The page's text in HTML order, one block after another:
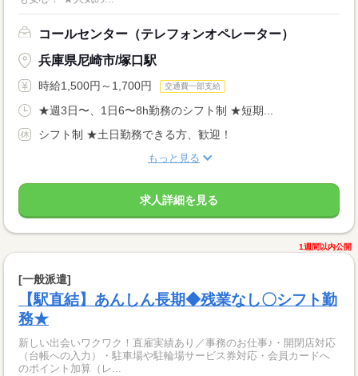
コールセンター（テレフォンオペレーター）
兵庫県尼崎市/塚口駅
時給1,500円～1,700円 交通費一部支給
★週3日〜、1日6〜8h勤務のシフト制 ★短期...
シフト制 ★土日勤務できる方、歓迎！
もっと見る
求人詳細を見る
1週間以内公開
[一般派遣]
【駅直結】あんしん長期◆残業なし〇シフト勤
務★
新しい出会いワクワク！直雇実績あり／事務のお仕事♪・開閉店対応
（台帳への入力）・駐車場や駐輪場サービス券対応・会員カードへ
のポイント加算（レ...